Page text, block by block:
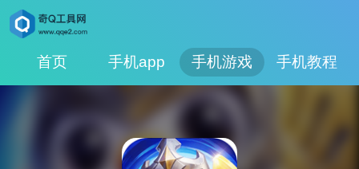
首页 手机app 手机游戏 手机教程